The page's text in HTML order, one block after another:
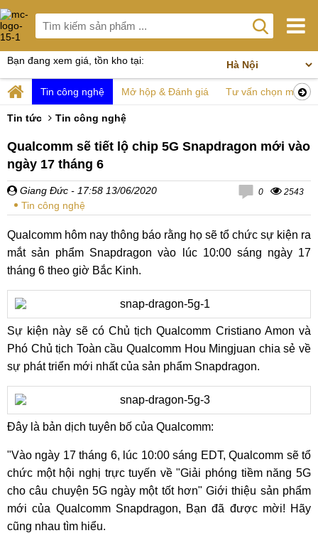
Bạn đang xem giá, tồn kho tại:
Tin công nghệ Mở hộp & Đánh giá Tư vấn chọn mua
Tin tức Tin công nghệ
Qualcomm sẽ tiết lộ chip 5G Snapdragon mới vào
ngày 17 tháng 6
Giang Đức - 17:58 13/06/2020
Tin công nghệ
0 2543
Qualcomm hôm nay thông báo rằng họ sẽ tổ chức sự kiện ra
mắt sản phẩm Snapdragon vào lúc 10:00 sáng ngày 17
tháng 6 theo giờ Bắc Kinh.
Sự kiện này sẽ có Chủ tịch Qualcomm Cristiano Amon và
Phó Chủ tịch Toàn cầu Qualcomm Hou Mingjuan chia sẻ về
sự phát triển mới nhất của sản phẩm Snapdragon.
Đây là bản dịch tuyên bố của Qualcomm:
"Vào ngày 17 tháng 6, lúc 10:00 sáng EDT, Qualcomm sẽ tổ
chức một hội nghị trực tuyến về "Giải phóng tiềm năng 5G
cho câu chuyện 5G ngày một tốt hơn" Giới thiệu sản phẩm
mới của Qualcomm Snapdragon, Bạn đã được mời! Hãy
cũng nhau tìm hiểu.